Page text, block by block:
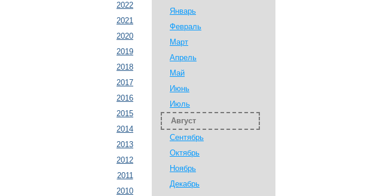
2022
2021
2020
2019
2018
2017
2016
2015
2014
2013
2012
2011
2010
Январь
Февраль
Март
Апрель
Май
Июнь
Июль
Август
Сентябрь
Октябрь
Ноябрь
Декабрь